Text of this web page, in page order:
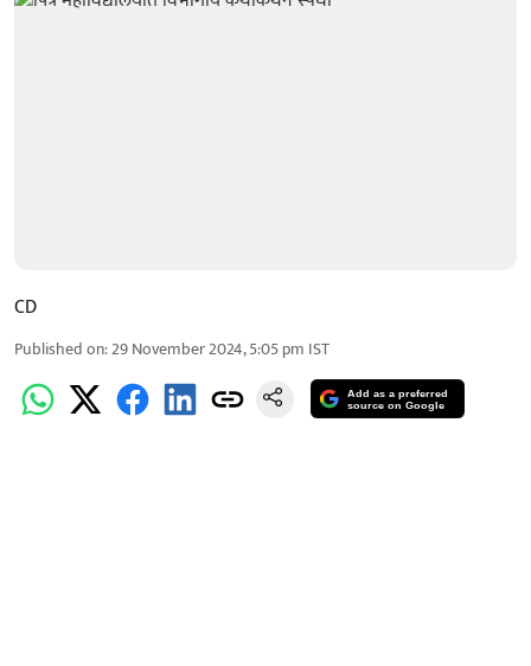
CD
Published on:29 November 2024, 5:05 pm IST
Add as a preferred
source on Google